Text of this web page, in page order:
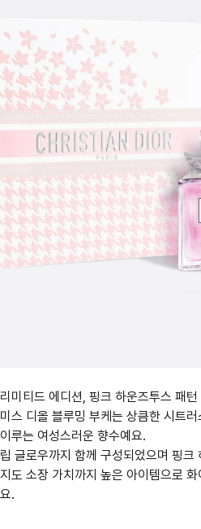
리미티드 에디션, 핑크 하운즈투스 패턴
미스 디올 블루밍 부케는 상큼한 시트
이루는 여성스러운 향수예요.
립 글로우까지 함께 구성되었으며 핑크
지도 소장 가치까지 높은 아이템으로
요.